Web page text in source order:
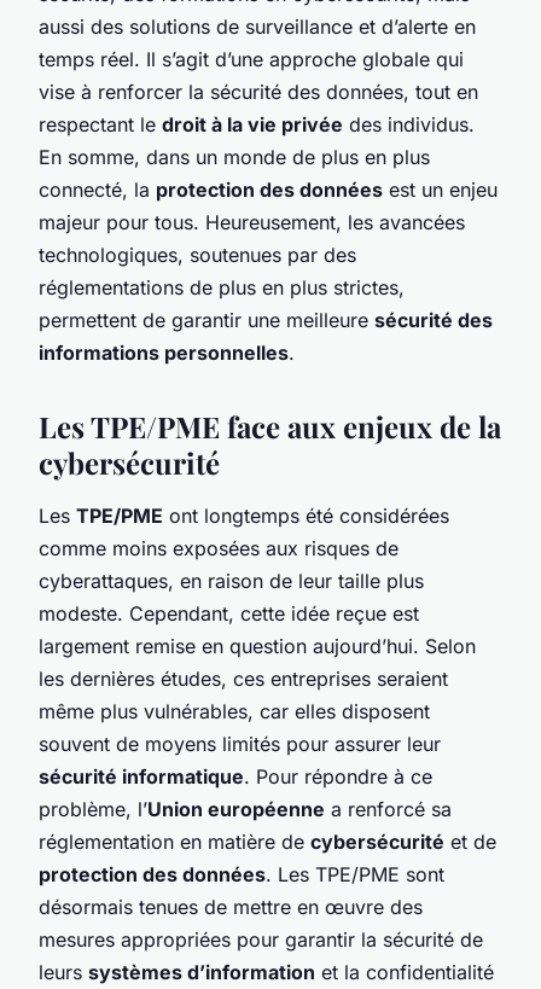
aussi des solutions de surveillance et d’alerte en
temps réel. Il s’agit d’une approche globale qui
vise à renforcer la sécurité des données, tout en
respectant le droit à la vie privée des individus.
En somme, dans un monde de plus en plus
connecté, la protection des données est un enjeu
majeur pour tous. Heureusement, les avancées
technologiques, soutenues par des
réglementations de plus en plus strictes,
permettent de garantir une meilleure sécurité des
informations personnelles.
Les TPE/PME face aux enjeux de la
cybersécurité
Les TPE/PME ont longtemps été considérées
comme moins exposées aux risques de
cyberattaques, en raison de leur taille plus
modeste. Cependant, cette idée reçue est
largement remise en question aujourd’hui. Selon
les dernières études, ces entreprises seraient
même plus vulnérables, car elles disposent
souvent de moyens limités pour assurer leur
sécurité informatique. Pour répondre à ce
problème, l’Union européenne a renforcé sa
réglementation en matière de cybersécurité et de
protection des données. Les TPE/PME sont
désormais tenues de mettre en œuvre des
mesures appropriées pour garantir la sécurité de
leurs systèmes d’information et la confidentialité